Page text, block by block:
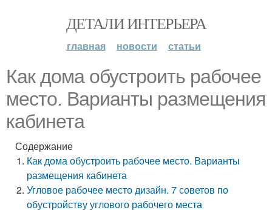
ДЕТАЛИ ИНТЕРЬЕРА
главная новости статьи
Как дома обустроить рабочее
место. Варианты размещения
кабинета
Содержание
Как дома обустроить рабочее место. Варианты
размещения кабинета
Угловое рабочее место дизайн. 7 советов по
обустройству углового рабочего места